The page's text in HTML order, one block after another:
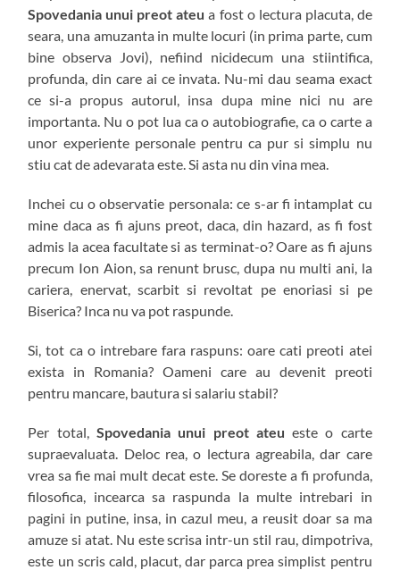
Spovedania unui preot ateu a fost o lectura placuta, de
seara, una amuzanta in multe locuri (in prima parte, cum
bine observa Jovi), nefiind nicidecum una stiintifica,
profunda, din care ai ce invata. Nu-mi dau seama exact
ce si-a propus autorul, insa dupa mine nici nu are
importanta. Nu o pot lua ca o autobiografie, ca o carte a
unor experiente personale pentru ca pur si simplu nu
stiu cat de adevarata este. Si asta nu din vina mea.
Inchei cu o observatie personala: ce s-ar fi intamplat cu
mine daca as fi ajuns preot, daca, din hazard, as fi fost
admis la acea facultate si as terminat-o? Oare as fi ajuns
precum Ion Aion, sa renunt brusc, dupa nu multi ani, la
cariera, enervat, scarbit si revoltat pe enoriasi si pe
Biserica? Inca nu va pot raspunde.
Si, tot ca o intrebare fara raspuns: oare cati preoti atei
exista in Romania? Oameni care au devenit preoti
pentru mancare, bautura si salariu stabil?
Per total, Spovedania unui preot ateu este o carte
supraevaluata. Deloc rea, o lectura agreabila, dar care
vrea sa fie mai mult decat este. Se doreste a fi profunda,
filosofica, incearca sa raspunda la multe intrebari in
pagini in putine, insa, in cazul meu, a reusit doar sa ma
amuze si atat. Nu este scrisa intr-un stil rau, dimpotriva,
este un scris cald, placut, dar parca prea simplist pentru